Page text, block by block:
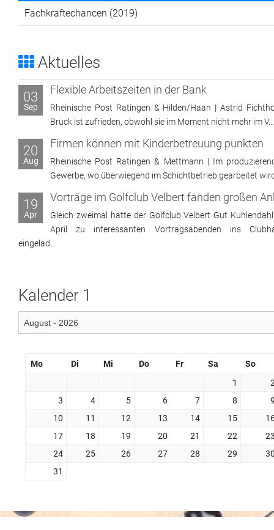
Fachkräftechancen (2019)
Aktuelles
03
Sep
Flexible Arbeitszeiten in der Bank
Rheinische Post Ratingen & Hilden/Haan | Astrid
Brück ist zufrieden, obwohl sie im Moment nicht mehr im V...
20
Aug
Firmen können mit Kinderbetreuung punkten
Rheinische Post Ratingen & Mettmann | Im
Gewerbe, wo überwiegend im Schichtbetrieb gearbeitet
19
Apr
Gleich zweimal hatte der Golfclub Velbert Gut
April zu interessanten Vortragsabenden ins
eingelad...
Kalender 1
Mo Di Mi Do Fr Sa
So
1
3
4 5 6 7 8
10
11 12 13 14 15
17
18 19 20 21 22
24
25 26 27 28 29
31